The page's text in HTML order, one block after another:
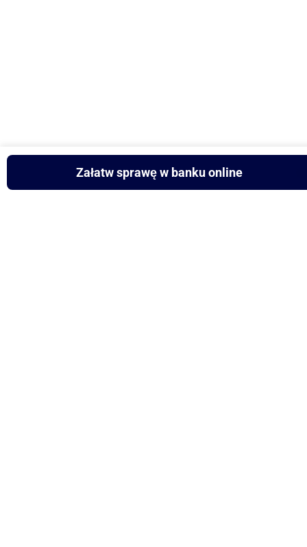
Załatw sprawę w banku online